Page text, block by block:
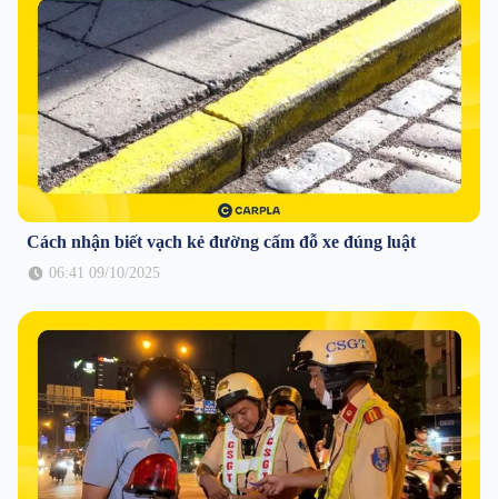
Cách nhận biết vạch kẻ đường cấm đỗ xe đúng luật
06:41 09/10/2025